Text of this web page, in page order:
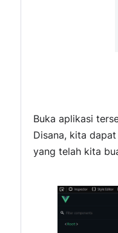
Buka aplikasi
Disana, kita
yang telah kita